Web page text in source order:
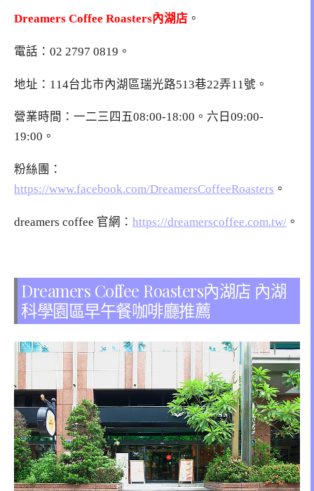
Dreamers Coffee Roasters內湖店 。
電話：02 2797 0819。
地址： 114台北市內湖區瑞光路513巷22弄11號 。
營業時間：一二三四五08:00-18:00。六日09:00-
19:00。
粉絲團：
https://www.facebook.com/DreamersCoffeeRoasters 。
dreamers coffee 官網： https://dreamerscoffee.com.tw/ 。
Dreamers Coffee Roasters內湖店 內湖
科學園區早午餐咖啡廳推薦